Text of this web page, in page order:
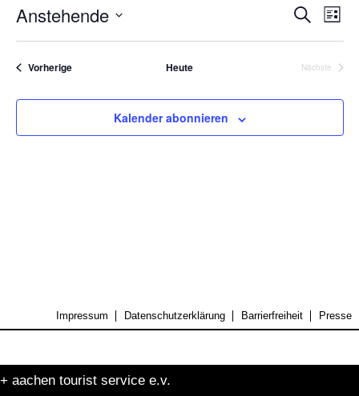
Suche
und
Suche
Liste
Anstehende
VorherigeVeranstaltungen Heute
Nächste
Kalender abonnieren
Impressum Datenschutzerklärung Barrierfreiheit Presse
+ aachen tourist service e.v.